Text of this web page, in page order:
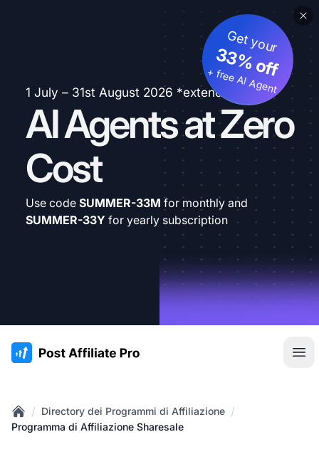
1 July – 31st August 2026 *extended
AI Agents at Zero
Cost
Get your
33% off
+ free AI Agent
Use code SUMMER-33M for monthly and
SUMMER-33Y for yearly subscription
:site.title
Home
/ Directory dei Programmi di Affiliazione /
Programma di Affiliazione Sharesale